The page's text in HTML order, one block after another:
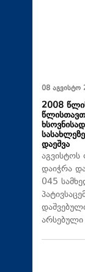
08 აგვისტო
2008
დაეშვა
აგვისტოს
დაიჭრა
045
არსებული